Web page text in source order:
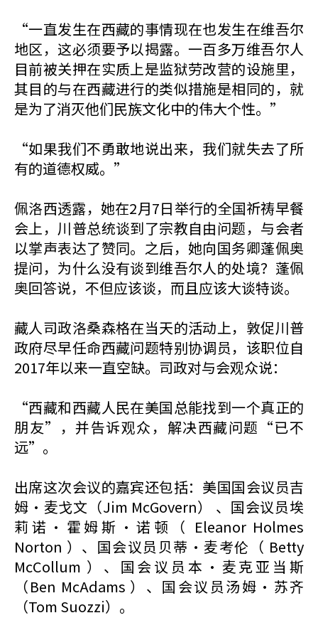
“一直发生在西藏的事情现在也发生在维吾尔
地区，这必须要予以揭露。一百多万维吾尔人
目前被关押在实质上是监狱劳改营的设施里，
其目的与在西藏进行的类似措施是相同的，就
是为了消灭他们民族文化中的伟大个性。”
“如果我们不勇敢地说出来，我们就失去了所
有的道德权威。”
佩洛西透露，她在2月7日举行的全国祈祷早餐
会上，川普总统谈到了宗教自由问题，与会者
以掌声表达了赞同。之后，她向国务卿蓬佩奥
提问，为什么没有谈到维吾尔人的处境？蓬佩
奥回答说，不但应该谈，而且应该大谈特谈。
藏人司政洛桑森格在当天的活动上，敦促川普
政府尽早任命西藏问题特别协调员，该职位自
2017年以来一直空缺。司政对与会观众说：
“西藏和西藏人民在美国总能找到一个真正的
朋友”，并告诉观众，解决西藏问题“已不
远”。
出席这次会议的嘉宾还包括：美国国会议员吉
姆·麦戈文（Jim McGovern） 、国会议员埃
莉诺·霍姆斯·诺顿（ Eleanor Holmes
Norton ）、国会议员贝蒂·麦考伦（ Betty
McCollum ）、国会议员本·麦克亚当斯
（Ben McAdams ）、国会议员汤姆·苏齐
（Tom Suozzi）。